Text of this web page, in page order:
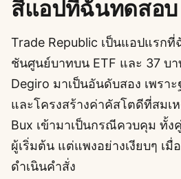
สี่แอปที่ฉันทดสอบ
Trade Republic เป็นแอปแรก
ชันศูนย์บาทบน ETF และ 37 บ
Degiro มาเป็นอันดับสอง เพรา
และโครงสร้างค่าคัสโตดีที่สมเ
Bux เข้ามาเป็นกรณีควบคุม ทั้ง
ผู้เริ่มต้น แต่แพงอย่างเงียบๆ เมื่
ดำเนินคำสั่ง